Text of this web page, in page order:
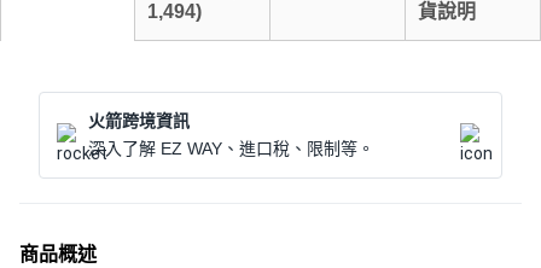
1,494)
貨說明
火箭跨境資訊
深入了解 EZ WAY、進口稅、限制等。
商品概述